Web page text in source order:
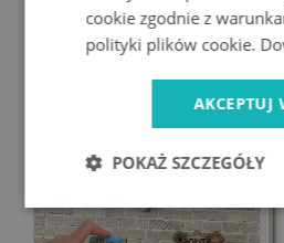
Tablica do magnesów w białej
ramie
cookie zgodnie z
polityki plików cookie.
AKCEPTUJ
POKAŻ SZCZEGÓŁY